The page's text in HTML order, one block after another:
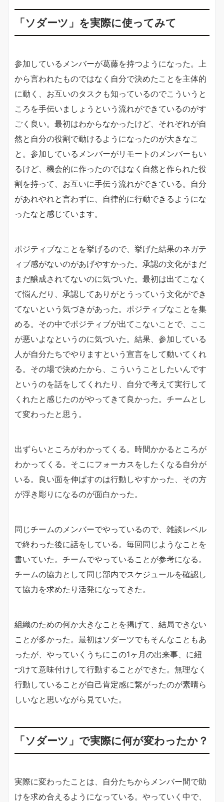
「ソダーツ」を実際に使ってみて
参加しているメンバーが葛藤を持つようになった。上
から言われたものではなく自分で決めたことを主体的
に動く、お互いのタスクも知っているのでこういうと
ころを手伝いましょうという流れができているのがす
ごく良い。最初はわからなかったけど、それぞれが自
然と自分の役割で動けるようになったのが大きなこ
と。参加しているメンバーがリモートのメンバーもい
るけど、機会的に作ったのではなく自然と作られた役
割を持って、お互いに手伝う流れができている。自分
があれやれと言わずに、自律的に行動できるようにな
ったなと感じています。
ポジティブなことを挙げるので、挙げた結果のネガテ
ィブ感がないのがあげやすかった。承認の文化がまだ
まだ醸成されてないのに気づいた。最初は出てこなく
て悩んだり、承認してありがとうっていう文化ができ
てないという気づきがあった。ポジティブなことを集
める。その中でポジティブが出てこないことで、ここ
が悪いよなというのに気づいた。結果、参加している
人が自分たちでやりますという宣言をして動いてくれ
る。その場で決めたから、こういうことしたいんです
というのを話をしてくれたり、自分で考えて実行して
くれたと感じたのがやってきて良かった。チームとし
て変わったと思う。
出ずらいところがわかってくる。時間かかるところが
わかってくる。そこにフォーカスをしたくなる自分が
いる。良い面を伸ばすのは行動しやすかった、その方
が浮き彫りになるのが面白かった。
同じチームのメンバーでやっているので、雑談レベル
で終わった後に話をしている。毎回同じようなことを
書いていた。チームでやっていることが参考になる。
チームの協力として同じ部内でスケジュールを確認し
て協力を求めたり活発になってきた。
組織のための何か大きなことを掲げて、結局できない
ことが多かった。最初はソダーツでもそんなこともあ
ったが、やっていくうちにこの1ヶ月の出来事、に紐
づけて意味付けして行動することができた。無理なく
行動していることが自己肯定感に繋がったのが素晴ら
しいなと思いながら見ていた。
「ソダーツ」で実際に何が変わったか？
実際に変わったことは、自分たちからメンバー間で助
けを求め合えるようになっている。やっていく中で、